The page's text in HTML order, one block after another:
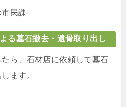
民課
る墓石撤去・遺骨取り出し
たら、石材店に依頼して墓石
ます。